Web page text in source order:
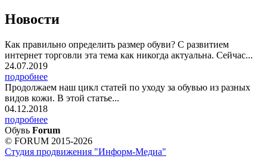
Новости
Как правильно определить размер обуви? С развитием
интернет торговли эта тема как никогда актуальна. Сейчас...
24.07.2019
подробнее
Продолжаем наш цикл статей по уходу за обувью из разных
видов кожи. В этой статье...
04.12.2018
подробнее
Обувь Forum
© FORUM 2015-2026
Студия продвижения "Информ-Медиа"